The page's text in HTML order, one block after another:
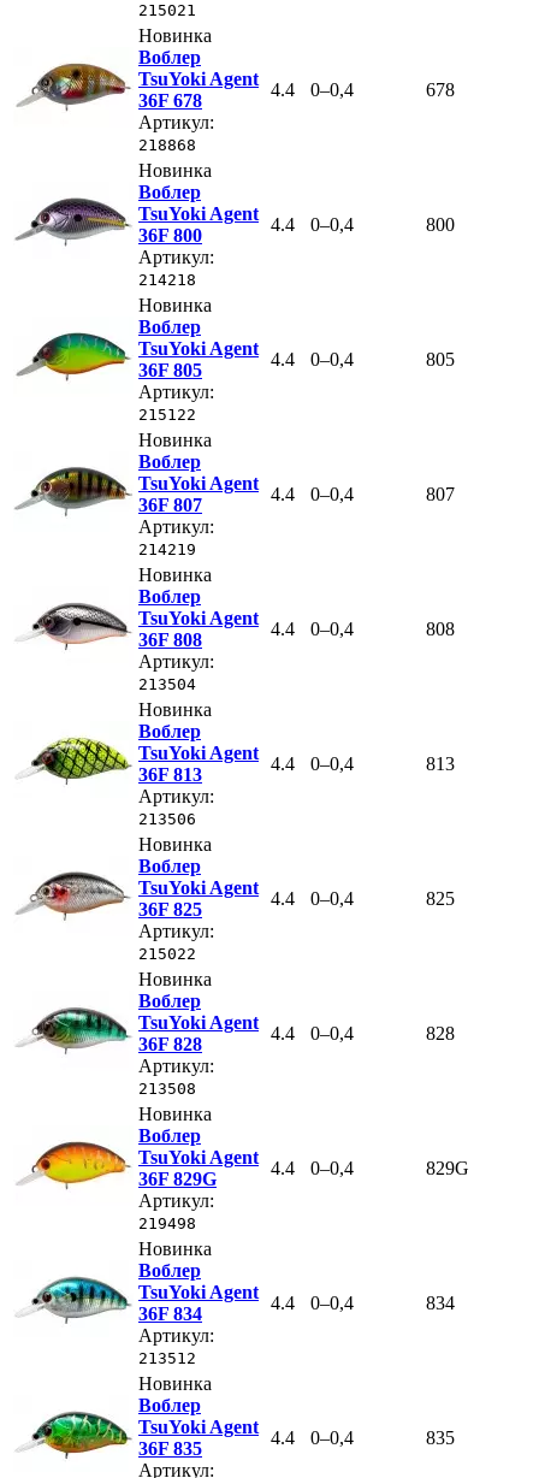
215021
Новинка
Воблер
TsuYoki Agent
36F 678
Артикул:
218868
4.4 0–0,4 678
Новинка
Воблер
TsuYoki Agent
36F 800
Артикул:
214218
4.4 0–0,4 800
Новинка
Воблер
TsuYoki Agent
36F 805
Артикул:
215122
4.4 0–0,4 805
Новинка
Воблер
TsuYoki Agent
36F 807
Артикул:
214219
4.4 0–0,4 807
Новинка
Воблер
TsuYoki Agent
36F 808
Артикул:
213504
4.4 0–0,4 808
Новинка
Воблер
TsuYoki Agent
36F 813
Артикул:
213506
4.4 0–0,4 813
Новинка
Воблер
TsuYoki Agent
36F 825
Артикул:
215022
4.4 0–0,4 825
Новинка
Воблер
TsuYoki Agent
36F 828
Артикул:
213508
4.4 0–0,4 828
Новинка
Воблер
TsuYoki Agent
36F 829G
Артикул:
219498
4.4 0–0,4 829G
Новинка
Воблер
TsuYoki Agent
36F 834
Артикул:
213512
4.4 0–0,4 834
Новинка
Воблер
TsuYoki Agent
36F 835
Артикул:
4.4 0–0,4 835